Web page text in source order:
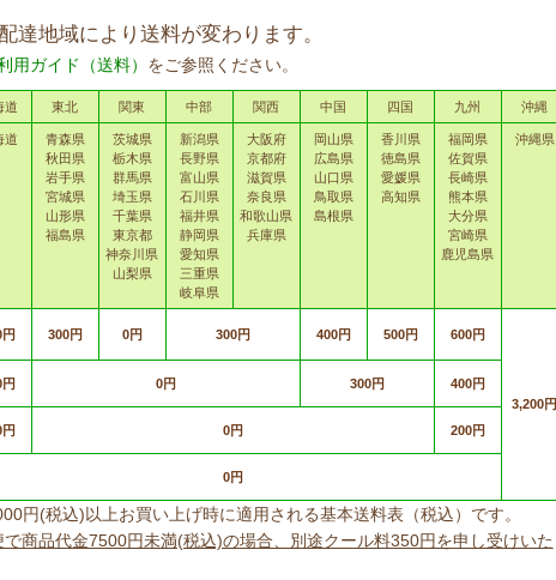
達地域により送料が変わります。
用ガイド（送料） をご参照ください。
道 東北 関東 中部 関西 中国 四国 九州 沖縄
道
青森県
秋田県
岩手県
宮城県
山形県
福島県
茨城県
栃木県
群馬県
埼玉県
千葉県
東京都
神奈川県
山梨県
新潟県
長野県
富山県
石川県
福井県
静岡県
愛知県
三重県
岐阜県
大阪府
京都府
滋賀県
奈良県
和歌山県
兵庫県
岡山県
広島県
山口県
鳥取県
島根県
香川県
徳島県
愛媛県
高知県
福岡県
佐賀県
長崎県
熊本県
大分県
宮崎県
鹿児島県
沖縄県
300円 0円 300円 400円 500円 600円
3,200円
0円 300円 400円
0円 200円
0円
円(税込)以上お買い上げ時に適用される基本送料表（税込）です。
商品代金7500円未満(税込)の場合、別途クール料350円を申し受けいた